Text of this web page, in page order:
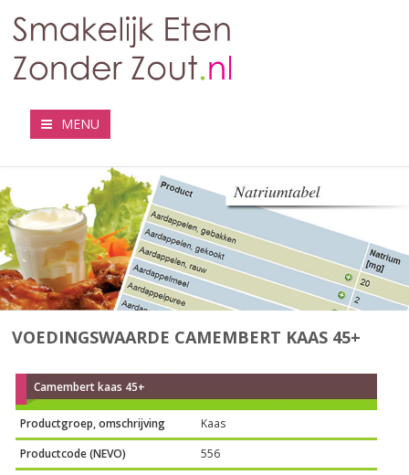
MENU
VOEDINGSWAARDE CAMEMBERT KAAS 45+
Camembert kaas 45+
Productgroep, omschrijving
Kaas
Productcode (NEVO)
556